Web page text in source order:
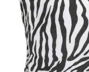
диван и 2 х
Цвят: Черен
Общи
В)
Ширина на